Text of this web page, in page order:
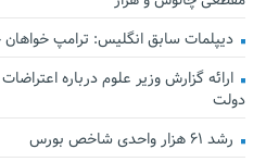
دیپلمات سابق انگلیس:‌ ترامپ
ارائه گزارش وزیر علوم درباره
دولت
رشد ۶۱ هزار واحدی شاخص بورس